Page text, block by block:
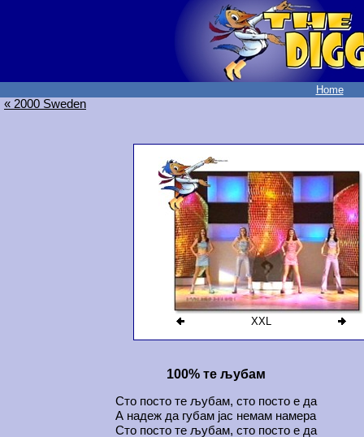
Home
« 2000 Sweden
XXL
100% те љубам
Сто посто те љубам, сто посто е да
А надеж да губам јас немам намера
Сто посто те љубам, сто посто е да